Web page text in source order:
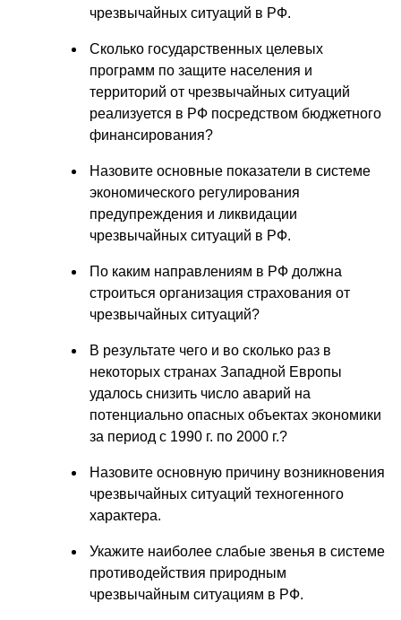
чрезвычайных ситуаций в РФ.
Сколько государственных целевых
программ по защите населения и
территорий от чрезвычайных ситуаций
реализуется в РФ посредством бюджетного
финансирования?
Назовите основные показатели в системе
экономического регулирования
предупреждения и ликвидации
чрезвычайных ситуаций в РФ.
По каким направлениям в РФ должна
строиться организация страхования от
чрезвычайных ситуаций?
В результате чего и во сколько раз в
некоторых странах Западной Европы
удалось снизить число аварий на
потенциально опасных объектах экономики
за период с 1990 г. по 2000 г.?
Назовите основную причину возникновения
чрезвычайных ситуаций техногенного
характера.
Укажите наиболее слабые звенья в системе
противодействия природным
чрезвычайным ситуациям в РФ.